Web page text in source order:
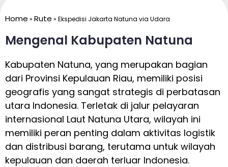
Home » Rute » Ekspedisi Jakarta Natuna via Udara
Mengenal Kabupaten Natuna
Kabupaten Natuna, yang merupakan bagian
dari Provinsi Kepulauan Riau, memiliki posisi
geografis yang sangat strategis di perbatasan
utara Indonesia. Terletak di jalur pelayaran
internasional Laut Natuna Utara, wilayah ini
memiliki peran penting dalam aktivitas logistik
dan distribusi barang, terutama untuk wilayah
kepulauan dan daerah terluar Indonesia.